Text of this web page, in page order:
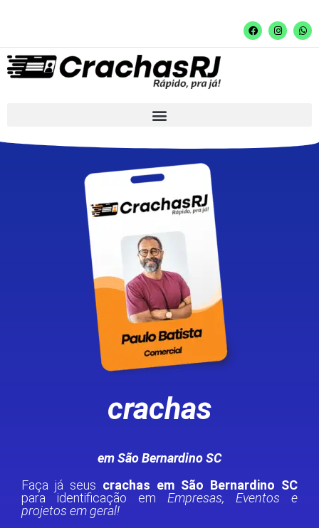
crachas
em São Bernardino SC
Faça já seus crachas em São Bernardino SC
para identificação em Empresas, Eventos e
projetos em geral!